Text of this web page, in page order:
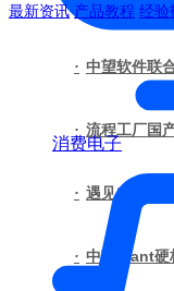
消费电子
最新资讯 产品教程 经验
· 中望软件联
· 流程工厂国
· 遇见“悟空
· 中望Plant硬